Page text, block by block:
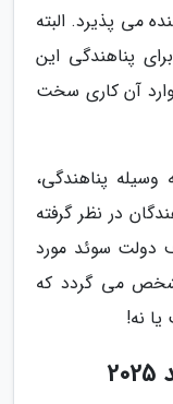
می پذیرد. البته
پناهندگی این
آن کاری سخت
پناهندگی،
در نظر گرفته
دولت سوئد مورد
مشخص می گردد که
نه!